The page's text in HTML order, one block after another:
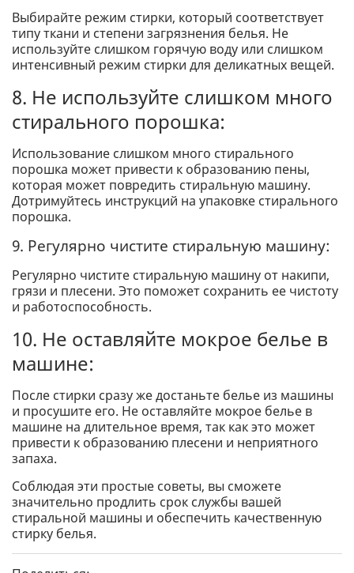
Выбирайте режим стирки, который соответствует
типу ткани и степени загрязнения белья. Не
используйте слишком горячую воду или слишком
интенсивный режим стирки для деликатных вещей.
8. Не используйте слишком много
стирального порошка:
Использование слишком много стирального
порошка может привести к образованию пены,
которая может повредить стиральную машину.
Дотримуйтесь инструкций на упаковке стирального
порошка.
9. Регулярно чистите стиральную машину:
Регулярно чистите стиральную машину от накипи,
грязи и плесени. Это поможет сохранить ее чистоту
и работоспособность.
10. Не оставляйте мокрое белье в
машине:
После стирки сразу же достаньте белье из машины
и просушите его. Не оставляйте мокрое белье в
машине на длительное время, так как это может
привести к образованию плесени и неприятного
запаха.
Соблюдая эти простые советы, вы сможете
значительно продлить срок службы вашей
стиральной машины и обеспечить качественную
стирку белья.